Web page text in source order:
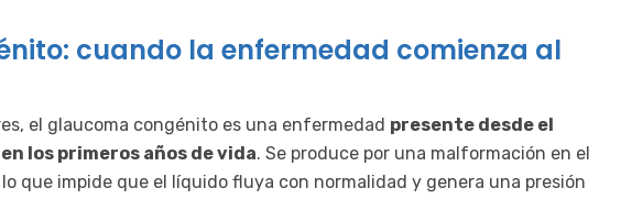
cuando la enfermedad comienza al
el glaucoma congénito es una enfermedad presente desde el
los primeros años de vida. Se produce por una malformación en el
que impide que el líquido fluya con normalidad y genera una presión